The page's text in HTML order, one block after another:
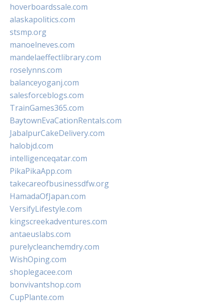
hoverboardssale.com
alaskapolitics.com
stsmp.org
manoelneves.com
mandelaeffectlibrary.com
roselynns.com
balanceyoganj.com
salesforceblogs.com
TrainGames365.com
BaytownEvaCationRentals.com
JabalpurCakeDelivery.com
halobjd.com
intelligenceqatar.com
PikaPikaApp.com
takecareofbusinessdfw.org
HamadaOfJapan.com
VersifyLifestyle.com
kingscreekadventures.com
antaeuslabs.com
purelycleanchemdry.com
WishOping.com
shoplegacee.com
bonvivantshop.com
CupPlante.com